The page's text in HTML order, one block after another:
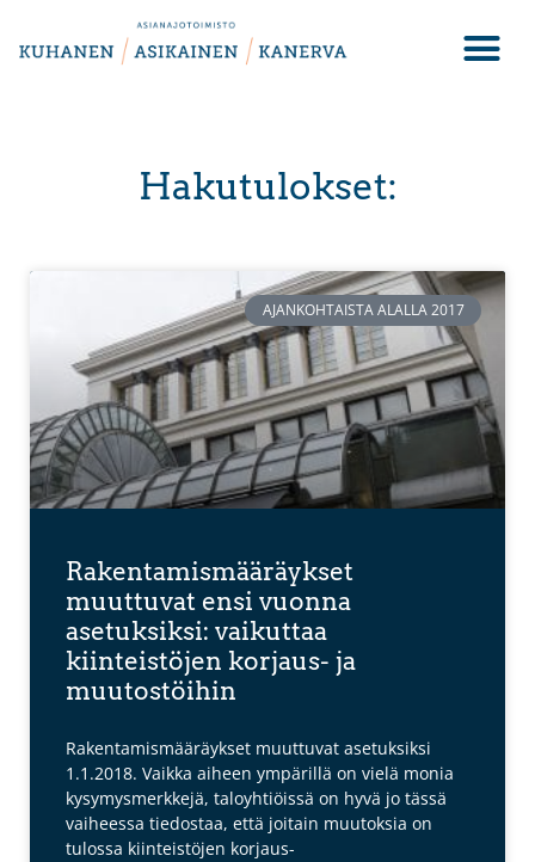
Hakutulokset:
AJANKOHTAISTA ALALLA 2017
Rakentamismääräykset
muuttuvat ensi vuonna
asetuksiksi: vaikuttaa
kiinteistöjen korjaus- ja
muutostöihin
Rakentamismääräykset muuttuvat asetuksiksi
1.1.2018. Vaikka aiheen ympärillä on vielä monia
kysymysmerkkejä, taloyhtiöissä on hyvä jo tässä
vaiheessa tiedostaa, että joitain muutoksia on
tulossa kiinteistöjen korjaus-